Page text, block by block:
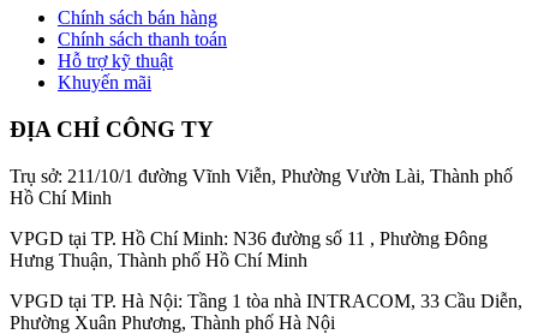
Chính sách bán hàng
Chính sách thanh toán
Hỗ trợ kỹ thuật
Khuyến mãi
ĐỊA CHỈ CÔNG TY
Trụ sở: 211/10/1 đường Vĩnh Viễn, Phường Vườn Lài, Thành phố
Hồ Chí Minh
VPGD tại TP. Hồ Chí Minh: N36 đường số 11 , Phường Đông
Hưng Thuận, Thành phố Hồ Chí Minh
VPGD tại TP. Hà Nội: Tầng 1 tòa nhà INTRACOM, 33 Cầu Diễn,
Phường Xuân Phương, Thành phố Hà Nội